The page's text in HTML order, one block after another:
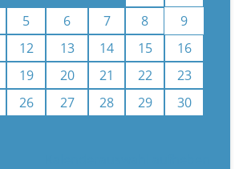
5 6 7 8
9
12 13 14 15
16
19 20 21 22
23
26 27 28 29
30